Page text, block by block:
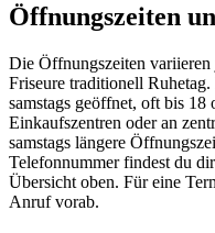
Öffnungszeiten
Die Öffnungszeiten
Friseure traditionell
samstags geöffnet, oft bis 18
Einkaufszentren oder an
samstags längere
Telefonnummer findest du
Übersicht oben. Für eine
Anruf vorab.